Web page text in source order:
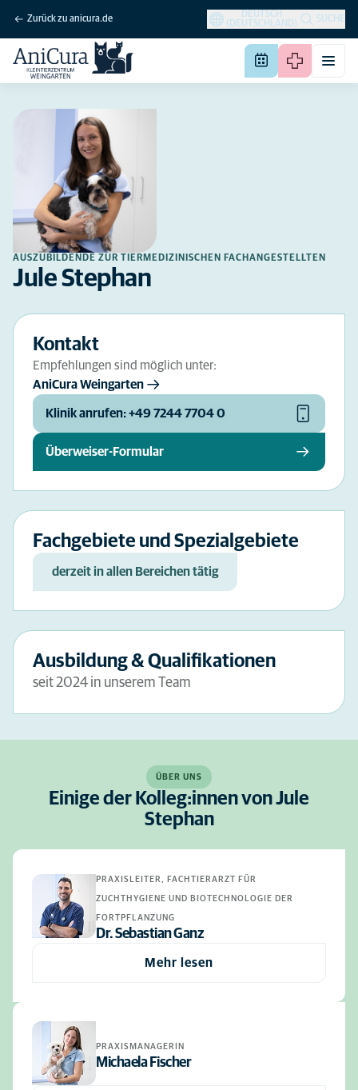
Zurück zu anicura.de
DEUTSCH
(DEUTSCHLAND)
SUCHE
AUSZUBILDENDE ZUR TIERMEDIZINISCHEN FACHANGESTELLTEN
Jule Stephan
Kontakt
Empfehlungen sind möglich unter:
AniCura Weingarten
Klinik anrufen: +49 7244 7704 0
Überweiser-Formular
Fachgebiete und Spezialgebiete
derzeit in allen Bereichen tätig
Ausbildung & Qualifikationen
seit 2024 in unserem Team
ÜBER UNS
Einige der Kolleg:innen von Jule
Stephan
PRAXISLEITER, FACHTIERARZT FÜR
ZUCHTHYGIENE UND BIOTECHNOLOGIE DER
FORTPFLANZUNG
Dr. Sebastian Ganz
Mehr lesen
PRAXISMANAGERIN
Michaela Fischer